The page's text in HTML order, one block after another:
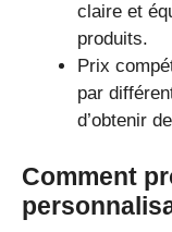
claire et
produits.
Prix
par
d’obtenir
Comment